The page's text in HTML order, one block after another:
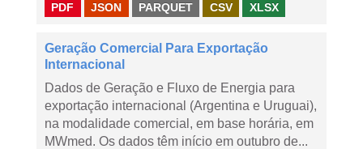
PDF JSON PARQUET CSV XLSX
Geração Comercial Para Exportação
Internacional
Dados de Geração e Fluxo de Energia para
exportação internacional (Argentina e Uruguai),
na modalidade comercial, em base horária, em
MWmed. Os dados têm início em outubro de...